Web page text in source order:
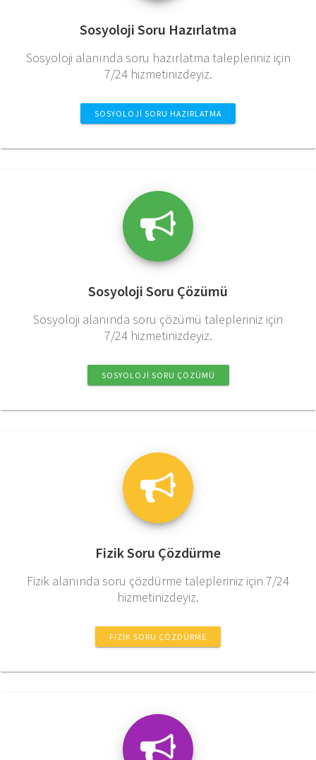
Sosyoloji Soru Hazırlatma
Sosyoloji alanında soru hazırlatma talepleriniz için
7/24 hizmetinizdeyiz.
SOSYOLOJI SORU HAZIRLATMA
Sosyoloji Soru Çözümü
Sosyoloji alanında soru çözümü talepleriniz için
7/24 hizmetinizdeyiz.
SOSYOLOJI SORU ÇÖZÜMÜ
Fizik Soru Çözdürme
Fizik alanında soru çözdürme talepleriniz için 7/24
hizmetinizdeyiz.
FIZIK SORU ÇÖZDÜRME